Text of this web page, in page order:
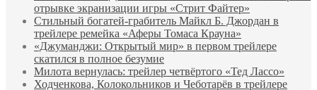
отрывке экранизации игры «Стрит Файтер»
Стильный богатей-грабитель Майкл Б. Джордан в
трейлере ремейка «Аферы Томаса Крауна»
«Джуманджи: Открытый мир» в первом трейлере
скатился в полное безумие
Милота вернулась: трейлер четвёртого «Тед Лассо»
Ходченкова, Колокольников и Чеботарёв в трейлере